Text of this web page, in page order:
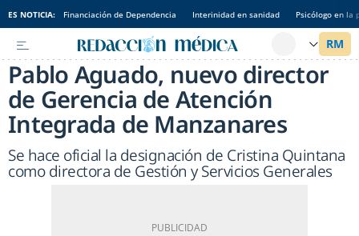
ES NOTICIA: Financiación de Dependencia Interinidad en sanidad Psicólogo en la
Pablo Aguado, nuevo director
de Gerencia de Atención
Integrada de Manzanares
Se hace oficial la designación de Cristina Quintana
como directora de Gestión y Servicios Generales